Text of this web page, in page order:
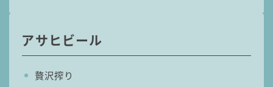
アサヒビール
贅沢搾り